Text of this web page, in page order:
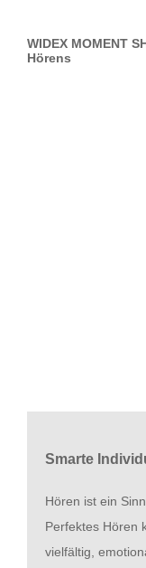
WIDEX MOMENT
Hörens
Smarte
Hören ist ein
Perfektes Hören
vielfältig,